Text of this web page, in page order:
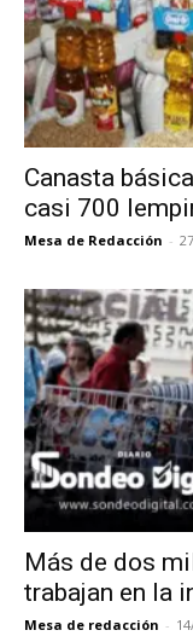
Canasta
casi 700
Mesa de Redacción -
Más de dos
trabajan en la
Mesa de redacción -